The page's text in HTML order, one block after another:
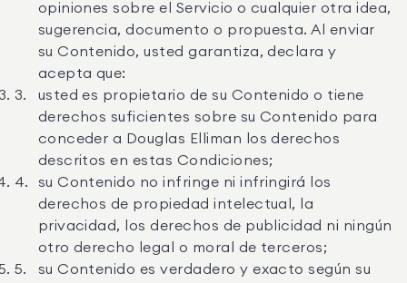
opiniones sobre el Servicio o cualquier otra idea,
sugerencia, documento o propuesta. Al enviar
su Contenido, usted garantiza, declara y
acepta que:
usted es propietario de su Contenido o tiene
derechos suficientes sobre su Contenido para
conceder a Douglas Elliman los derechos
descritos en estas Condiciones;
su Contenido no infringe ni infringirá los
derechos de propiedad intelectual, la
privacidad, los derechos de publicidad ni ningún
otro derecho legal o moral de terceros;
su Contenido es verdadero y exacto según su